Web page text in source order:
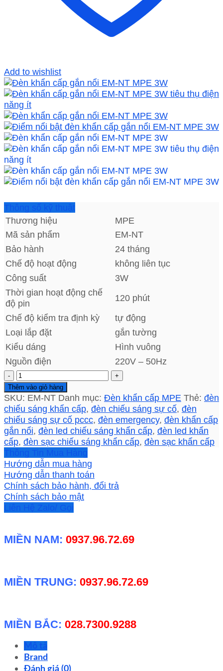
Add to wishlist
Thông số kỹ thuật
Thương hiệu
MPE
Mã sản phẩm
EM-NT
Bảo hành
24 tháng
Chế độ hoạt động
không liên tục
Công suất
3W
Thời gian hoạt động chế
độ pin
120 phút
Chế độ kiểm tra định kỳ
tự động
Loại lắp đặt
gắn tường
Kiểu dáng
Hình vuông
Nguồn điện
220V – 50Hz
Đèn
khẩn
cấp
gắn
nổi
EM-
NT
MPE
3W
tiêu
thụ
điện
năng
lượng
Thêm vào giỏ hàng
SKU: EM-NT Danh mục: Đèn khẩn cấp MPE Thẻ: đèn
chiếu sáng khẩn cấp, đèn chiếu sáng sự cố, đèn
chiếu sáng sự cố pccc, đèn emergency, đèn khẩn cấp
gắn nổi, đèn led chiếu sáng khẩn cấp, đèn led khẩn
cấp, đèn sạc chiếu sáng khẩn cấp, đèn sạc khẩn cấp
Thông Tin Mua Hàng
Hướng dẫn mua hàng
Hướng dẫn thanh toán
Chính sách bảo hành, đổi trả
Chính sách bảo mật
Liên Hệ Zalo/ Gọi
MIỀN NAM: 0937.96.72.69
MIỀN TRUNG: 0937.96.72.69
MIỀN BẮC: 028.7300.9288
Mô tả
Brand
Đánh giá (0)